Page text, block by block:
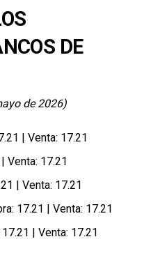
DE
de 2026)
| Venta: 17.21
Venta: 17.21
| Venta: 17.21
17.21 | Venta: 17.21
| Venta: 17.21